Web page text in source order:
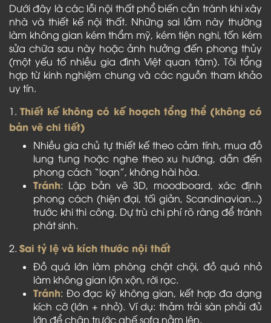
Dưới đây là các lỗi nội thất phổ biến cần tránh khi xây
nhà và thiết kế nội thất. Những sai lầm này thường
làm không gian kém thẩm mỹ, kém tiện nghi, tốn kém
sửa chữa sau này hoặc ảnh hưởng đến phong thủy
(một yếu tố nhiều gia đình Việt quan tâm). Tôi tổng
hợp từ kinh nghiệm chung và các nguồn tham khảo
uy tín.
1.Thiết kế không có kế hoạch tổng thể (không có
bản vẽ chi tiết)
Nhiều gia chủ tự thiết kế theo cảm tính, mua đồ
lung tung hoặc nghe theo xu hướng, dẫn đến
phong cách “loạn”, không hài hòa.
Tránh: Lập bản vẽ 3D, moodboard, xác định
phong cách (hiện đại, tối giản, Scandinavian...)
trước khi thi công. Dự trù chi phí rõ ràng để tránh
phát sinh.
2. Sai tỷ lệ và kích thước nội thất
Đồ quá lớn làm phòng chật chội, đồ quá nhỏ
làm không gian lộn xộn, rời rạc.
Tránh: Đo đạc kỹ không gian, kết hợp đa dạng
kích cỡ (lớn + nhỏ). Ví dụ: thảm trải sàn phải đủ
lớn để chân trước ghế sofa nằm lên.